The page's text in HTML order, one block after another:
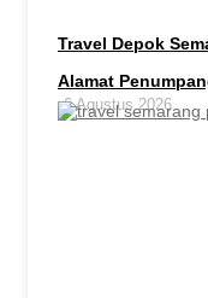
Travel Depok
Alamat
6 Agustus 2026